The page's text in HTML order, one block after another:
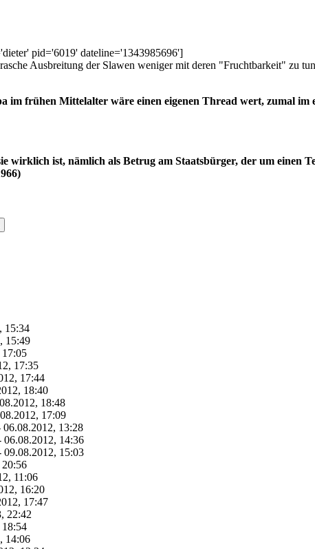
pid='6019' dateline='1343985696']
Ausbreitung der Slawen weniger mit deren "Fruchtbarkeit" zu
im frühen Mittelalter wäre einen eigenen Thread wert, zumal
wirklich ist, nämlich als Betrug am Staatsbürger, der um einen
15:34
15:49
17:35
17:44
18:40
18:48
17:09
06.08.2012, 13:28
06.08.2012, 14:36
09.08.2012, 15:03
11:06
16:20
17:47
22:42
14:06